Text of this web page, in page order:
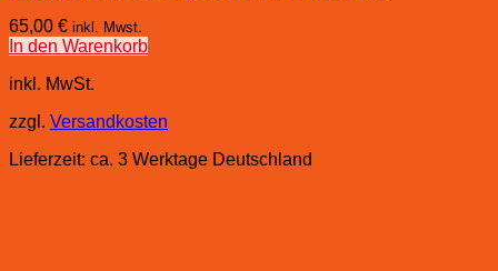
65,00 € inkl. Mwst.
In den Warenkorb
inkl. MwSt.
zzgl. Versandkosten
Lieferzeit: ca. 3 Werktage Deutschland